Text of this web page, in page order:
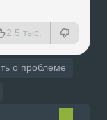
2.5 тыс.
о проблеме